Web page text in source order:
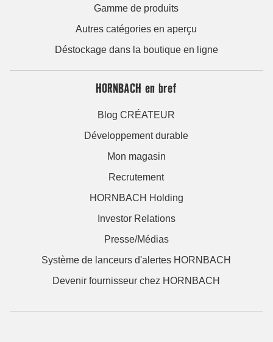
Gamme de produits
Autres catégories en aperçu
Déstockage dans la boutique en ligne
HORNBACH en bref
Blog CRÉATEUR
Développement durable
Mon magasin
Recrutement
HORNBACH Holding
Investor Relations
Presse/Médias
Système de lanceurs d'alertes HORNBACH
Devenir fournisseur chez HORNBACH